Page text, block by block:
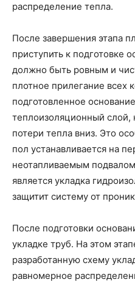
распределение тепла.
После завершения этапа
приступить к подготовке
должно быть ровным и
плотное прилегание всех
подготовленное
теплоизоляционный слой,
потери тепла вниз. Это
пол устанавливается на
неотапливаемым
является укладка
защитит систему от
После подготовки
укладке труб. На этом
разработанную схему
равномерное